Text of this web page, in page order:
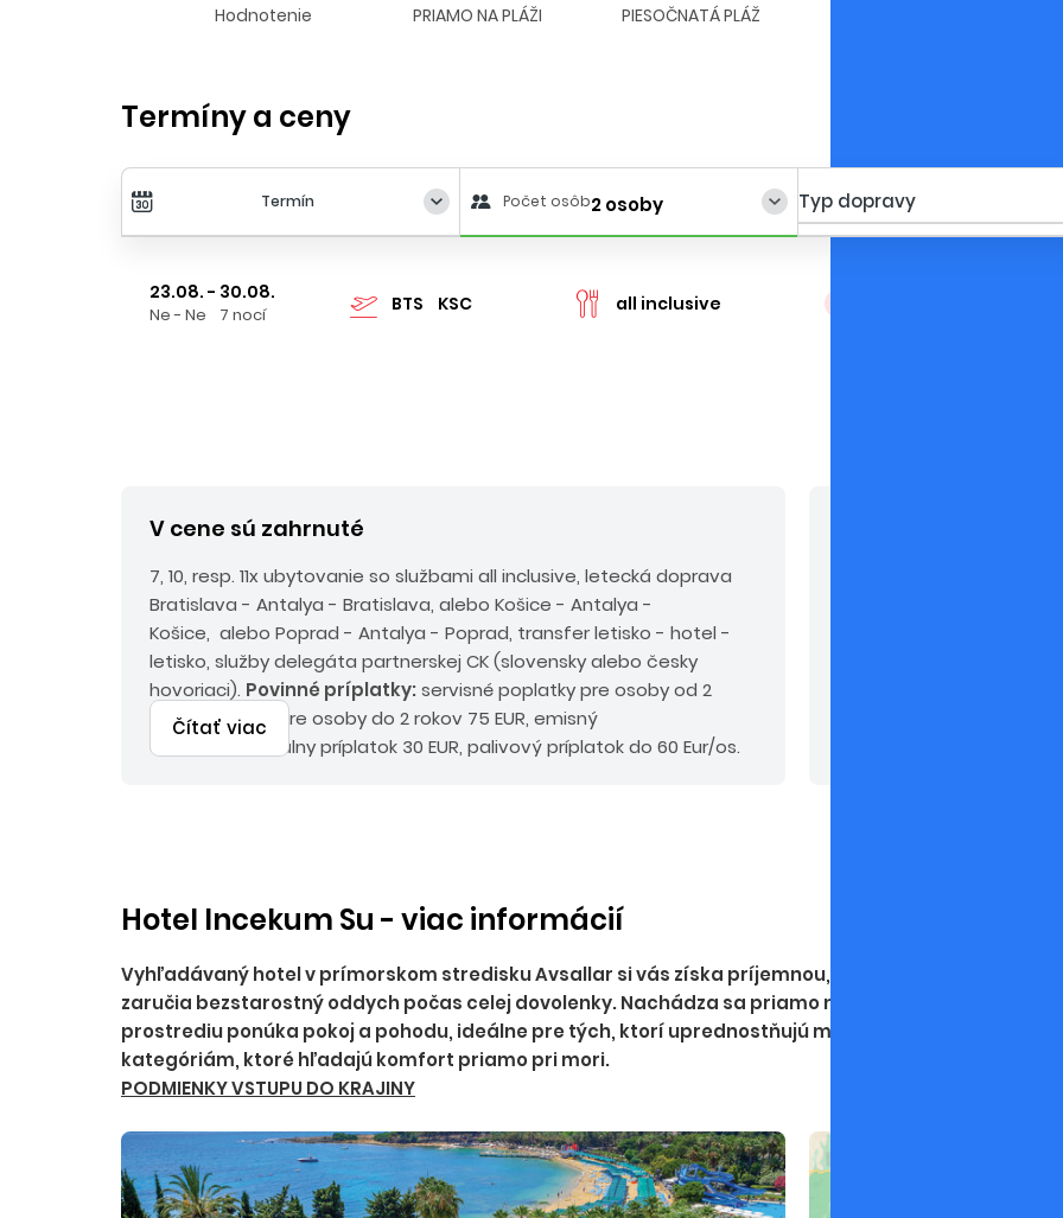
Hodnotenie PRIAMO NA PLÁŽI PIESOČNATÁ PLÁŽ
Termíny a ceny
Termín Počet osôb2 osoby Typ dopravy
23.08. - 30.08.
Ne - Ne 7 nocí BTS KSC all inclusive
V cene sú zahrnuté
7, 10, resp. 11x ubytovanie so službami all inclusive, letecká doprava
Bratislava - Antalya - Bratislava, alebo Košice - Antalya -
Košice, alebo Poprad - Antalya - Poprad, transfer letisko - hotel -
letisko, služby delegáta partnerskej CK (slovensky alebo česky
hovoriaci). Povinné príplatky:servisné poplatky pre osoby od 2
rokov 230 EUR, pre osoby do 2 rokov 75 EUR, emisný
a environmentálny príplatok 30 EUR, palivový príplatok do 60 Eur/os.
Čítať viac
Hotel Incekum Su - viac informácií
Vyhľadávaný hotel v prímorskom stredisku Avsallar si vás získa príjemnou, rodinnou atmosférou a
zaručia bezstarostný oddych počas celej dovolenky. Nachádza sa priamo na piesočnatej pláži v
prostrediu ponúka pokoj a pohodu, ideálne pre tých, ktorí uprednostňujú menší hotel pred rušnými
kategóriám, ktoré hľadajú komfort priamo pri mori.
PODMIENKY VSTUPU DO KRAJINY